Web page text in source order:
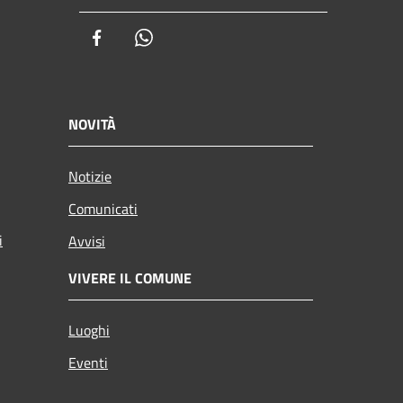
Facebook
NOVITÀ
Notizie
Comunicati
Avvisi
VIVERE IL COMUNE
Luoghi
Eventi